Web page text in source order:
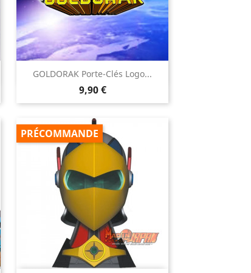
GOLDORAK Porte-Clés Logo...
Prix
9,90 €
Aperçu rapide
PRÉCOMMANDE